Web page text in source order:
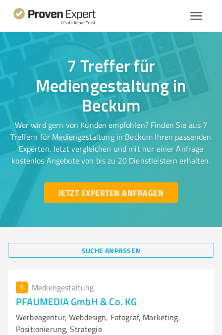
7 Treffer für
Mediengestaltung in
Beckum
Wer wird gern von Kunden empfohlen? Finden Sie aus 7
Treffern für Mediengestaltung in Beckum Ihren passenden
Experten. Jetzt vergleichen und mit nur einer Anfrage
kostenlos Angebote von bis zu 20 Dienstleistern erhalten.
JETZT EXPERTEN ANFRAGEN
SUCHE ANPASSEN
1 Mediengestaltung
PFAUMEDIA GmbH & Co. KG
Werbeagentur, Webdesign, Fotograf, Marketing,
Positionierung, Strategie